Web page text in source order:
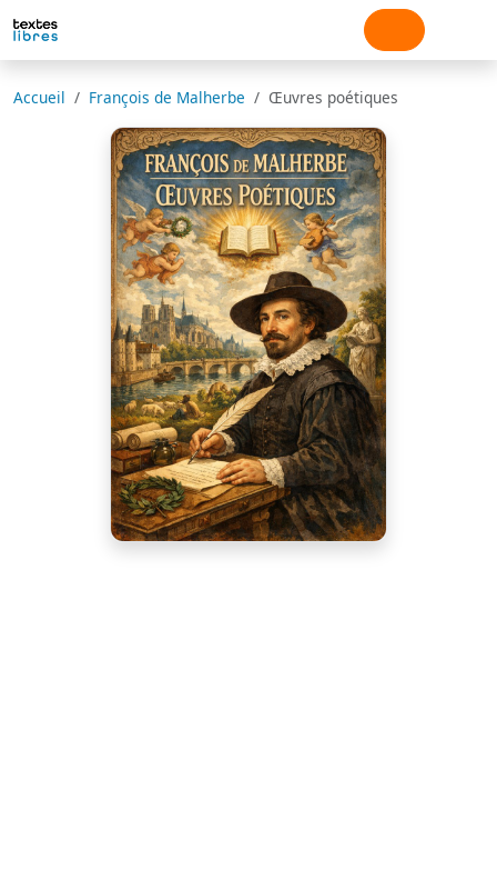
Accueil François de Malherbe Œuvres poétiques